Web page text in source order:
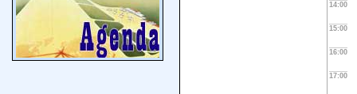
14:00
15:00
16:00
17:00